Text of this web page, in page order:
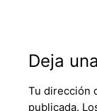
Deja
Tu dirección
publicada.